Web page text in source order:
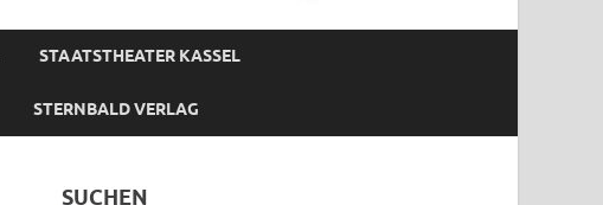
STAATSTHEATER KASSEL
STERNBALD VERLAG
SUCHEN